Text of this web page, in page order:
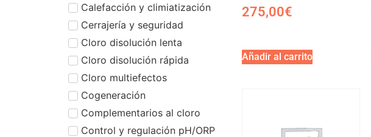
Calefacción y climiatización
Cerrajería y seguridad
Cloro disolución lenta
Cloro disolución rápida
Cloro multiefectos
Cogeneración
Complementarios al cloro
Control y regulación pH/ORP
275,00€
Añadir al carrito